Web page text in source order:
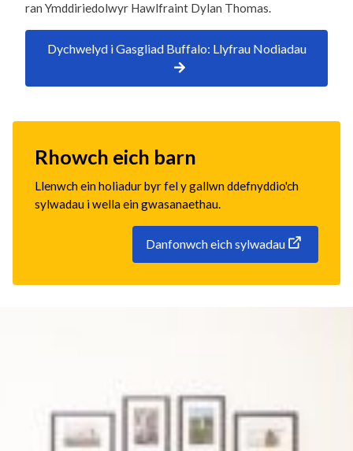
ran Ymddiriedolwyr Hawlfraint Dylan Thomas.
Dychwelyd i Gasgliad Buffalo: Llyfrau Nodiadau
Rhowch eich barn
Llenwch ein holiadur byr fel y gallwn ddefnyddio'ch
sylwadau i wella ein gwasanaethau.
Danfonwch eich sylwadau